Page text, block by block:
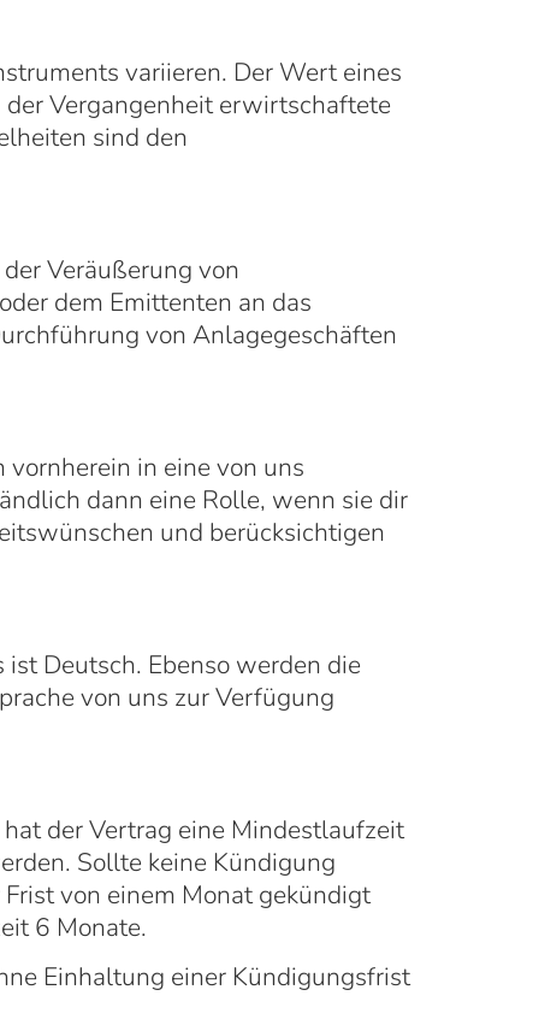
variieren. Der Wert eines
Vergangenheit erwirtschaftete
sind den
Veräußerung von
dem Emittenten an das
von Anlagegeschäften
in eine von uns
dann eine Rolle, wenn sie dir
und berücksichtigen
Deutsch. Ebenso werden die
von uns zur Verfügung
der Vertrag eine Mindestlaufzeit
Sollte keine Kündigung
von einem Monat gekündigt
6 Monate.
Einhaltung einer Kündigungsfrist